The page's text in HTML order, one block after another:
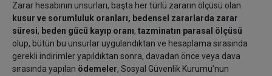
Zarar hesabının unsurları, başta her türlü zararın ölçüsü olan
kusur ve sorumluluk oranları, bedensel zararlarda zarar
süresi, beden gücü kayıp oranı, tazminatın parasal ölçüsü
olup, bütün bu unsurlar uygulandıktan ve hesaplama sırasında
gerekli indirimler yapıldıktan sonra, davadan önce veya dava
sırasında yapılan ödemeler, Sosyal Güvenlik Kurumu’nun